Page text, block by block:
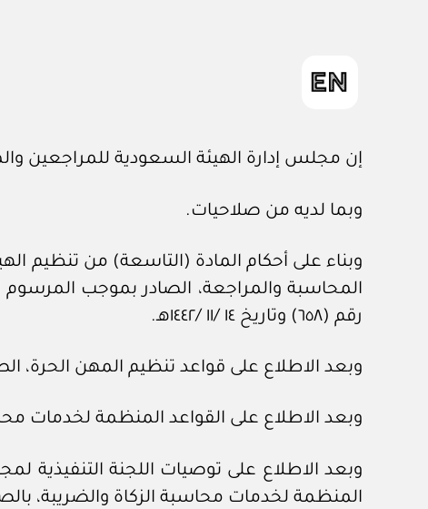
إن مجلس إدارة الهيئة السعودية للمراجعين
وبما لديه من صلاحيات.
رقم (٦٥٨) وتاريخ ١٤ /١١ /١٤٤٢هـ.
وبعد الاطلاع على قواعد تنظيم المهن الحرة، الصادرة بموجب
وبعد الاطلاع على القواعد المنظمة لخدمات محاسبة
المنظمة لخدمات محاسبة الزكاة والضريبة،